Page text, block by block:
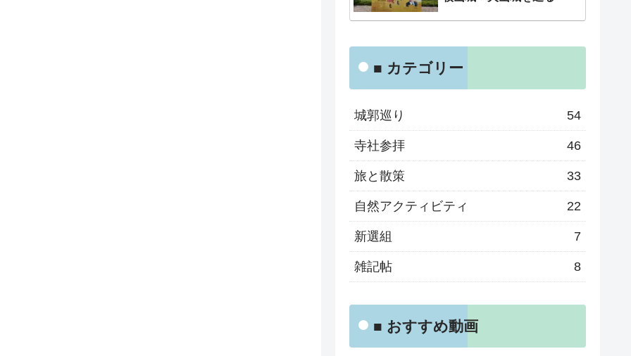
■ カテゴリー
城郭巡り 54
寺社参拝 46
旅と散策 33
自然アクティビティ 22
新選組 7
雑記帖 8
■ おすすめ動画